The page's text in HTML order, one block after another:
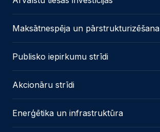
Maksātnespēja un pārstrukturizēšana
Publisko iepirkumu strīdi
Akcionāru strīdi
Enerģētika un infrastruktūra